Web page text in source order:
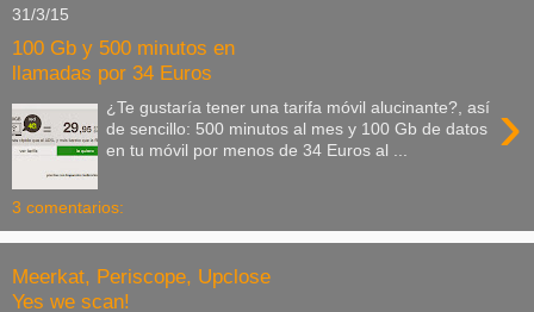
31/3/15
100 Gb y 500 minutos en
llamadas por 34 Euros
›
¿Te gustaría tener una tarifa móvil alucinante?, así
de sencillo: 500 minutos al mes y 100 Gb de datos
en tu móvil por menos de 34 Euros al ...
3 comentarios:
Meerkat, Periscope, Upclose
Yes we scan!